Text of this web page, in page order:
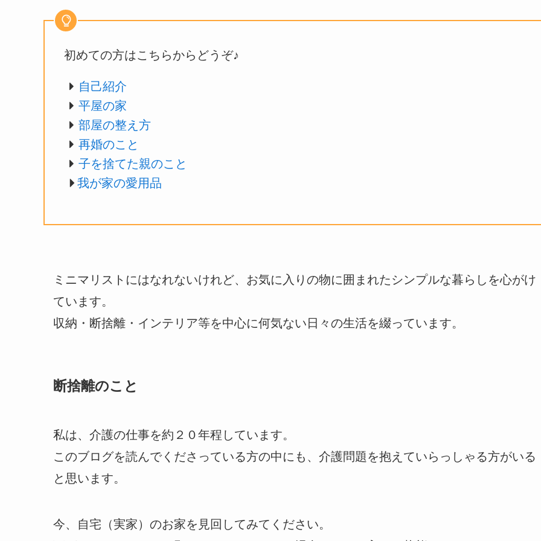
初めての方はこちらからどうぞ♪
自己紹介
平屋の家
部屋の整え方
再婚のこと
子を捨てた親のこと
我が家の愛用品
ミニマリストにはなれないけれど、お気に入りの物に囲まれたシンプルな暮らしを心がけ
ています。
収納・断捨離・インテリア等を中心に何気ない日々の生活を綴っています。
断捨離のこと
私は、介護の仕事を約２０年程しています。
このブログを読んでくださっている方の中にも、介護問題を抱えていらっしゃる方がいる
と思います。
今、自宅（実家）のお家を見回してみてください。